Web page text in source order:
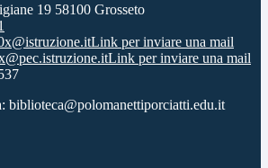
19 58100 Grosseto
Link per inviare una mail
Link per inviare una mail
biblioteca@polomanettiporciatti.edu.it